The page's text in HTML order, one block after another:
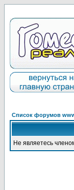
Список форумов
Не являетесь